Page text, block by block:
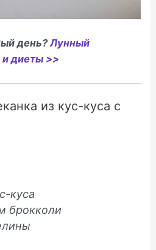
день?Лунный
диеты >>
из кус-куса с
куса
брокколи